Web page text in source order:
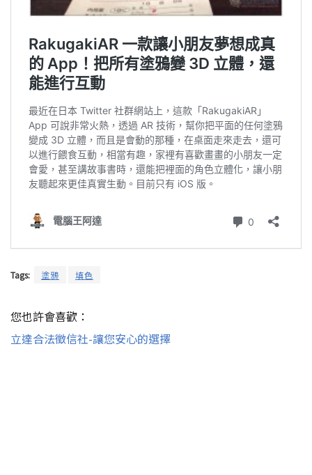
Tags: 塗鴉 填色
您也許會喜歡：
立達合法徵信社-讓您安心的選擇